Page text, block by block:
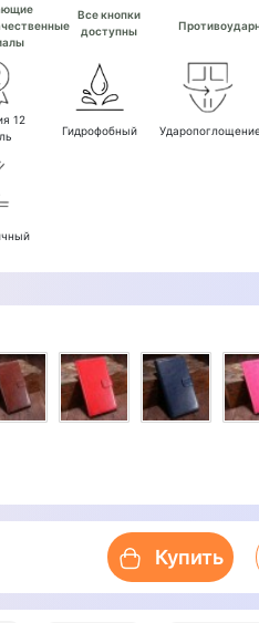
Все кнопки
доступны
12
Гидрофобный
Купить